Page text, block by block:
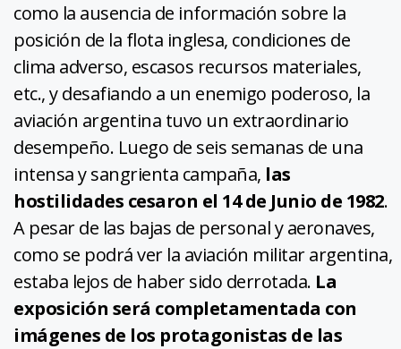
como la ausencia de información sobre la
posición de la flota inglesa, condiciones de
clima adverso, escasos recursos materiales,
etc., y desafiando a un enemigo poderoso, la
aviación argentina tuvo un extraordinario
desempeño. Luego de seis semanas de una
intensa y sangrienta campaña, las
hostilidades cesaron el 14 de Junio de 1982.
A pesar de las bajas de personal y aeronaves,
como se podrá ver la aviación militar argentina,
estaba lejos de haber sido derrotada. La
exposición será completamentada con
imágenes de los protagonistas de las